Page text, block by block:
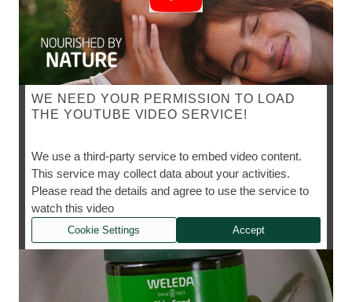
WE NEED YOUR PERMISSION TO LOAD
THE YOUTUBE VIDEO SERVICE!
We use a third-party service to embed video content.
This service may collect data about your activities.
Please read the details and agree to use the service to
watch this video
Cookie Settings Accept
SKIN FOOD HRANILNA DNEVNA KREMA